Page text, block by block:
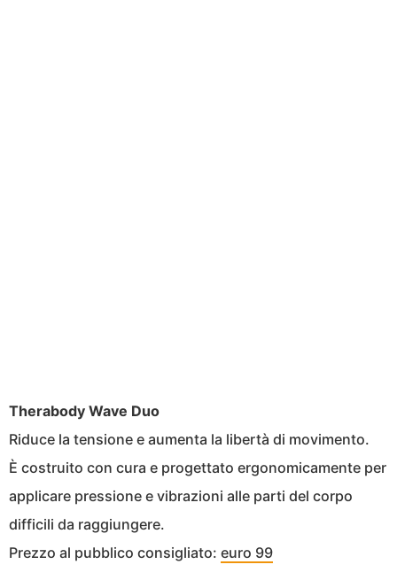
Therabody Wave Duo
Riduce la tensione e aumenta la libertà di movimento.
È costruito con cura e progettato ergonomicamente per
applicare pressione e vibrazioni alle parti del corpo
difficili da raggiungere.
Prezzo al pubblico consigliato: euro 99